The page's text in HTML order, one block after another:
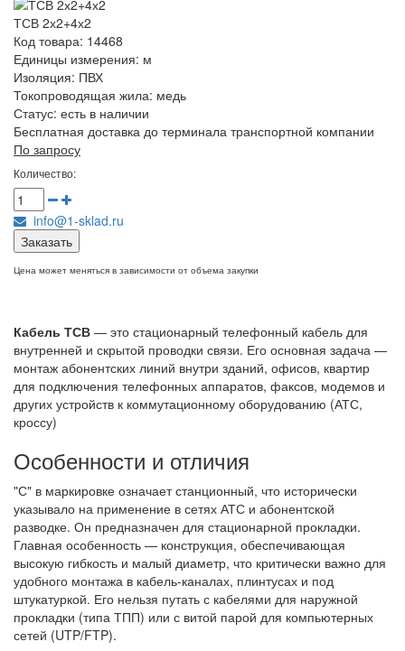
ТСВ 2х2+4х2
Код товара: 14468
Единицы измерения: м
Изоляция: ПВХ
Токопроводящая жила: медь
Статус: есть в наличии
Бесплатная доставка до терминала транспортной компании
По запросу
Количество:
info@1-sklad.ru
Заказать
Цена может меняться в зависимости от объема закупки
Кабель ТСВ — это стационарный телефонный кабель для
внутренней и скрытой проводки связи. Его основная задача —
монтаж абонентских линий внутри зданий, офисов, квартир
для подключения телефонных аппаратов, факсов, модемов и
других устройств к коммутационному оборудованию (АТС,
кроссу)
Особенности и отличия
"С" в маркировке означает станционный, что исторически
указывало на применение в сетях АТС и абонентской
разводке. Он предназначен для стационарной прокладки.
Главная особенность — конструкция, обеспечивающая
высокую гибкость и малый диаметр, что критически важно для
удобного монтажа в кабель-каналах, плинтусах и под
штукатуркой. Его нельзя путать с кабелями для наружной
прокладки (типа ТПП) или с витой парой для компьютерных
сетей (UTP/FTP).